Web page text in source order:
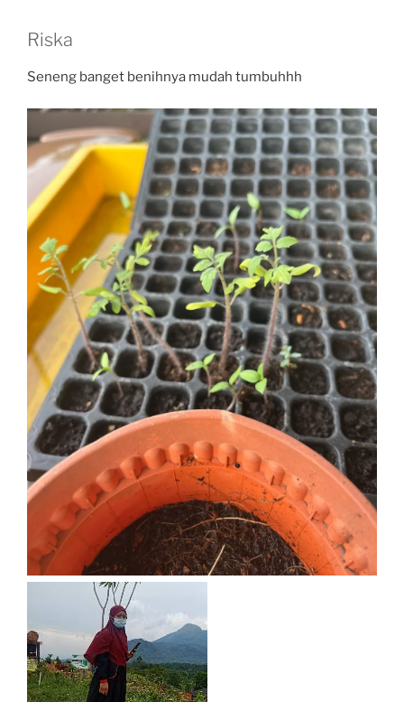
Riska
Seneng banget benihnya mudah tumbuhhh